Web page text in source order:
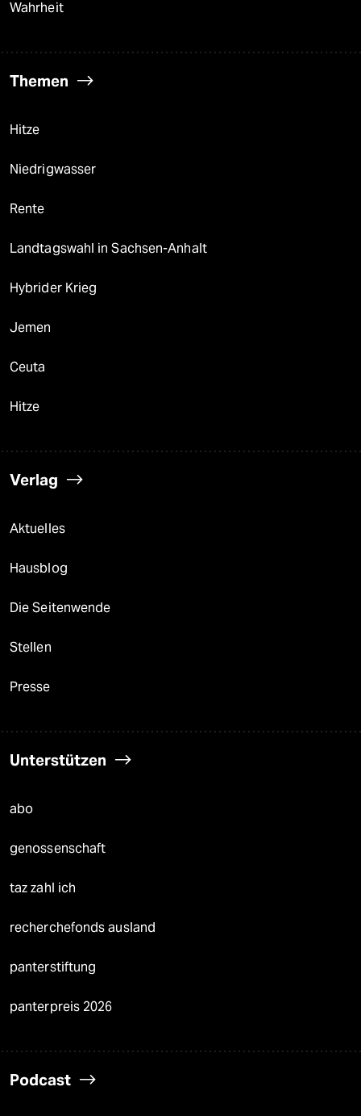
Wahrheit
Themen
Hitze
Niedrigwasser
Rente
Landtagswahl in Sachsen-Anhalt
Hybrider Krieg
Jemen
Ceuta
Hitze
Verlag
Aktuelles
Hausblog
Die Seitenwende
Stellen
Presse
Unterstützen
abo
genossenschaft
taz zahl ich
recherchefonds ausland
panterstiftung
panterpreis 2026
Podcast